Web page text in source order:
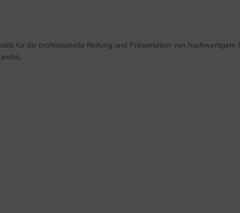
für die professionelle Reifung und Präsentation von